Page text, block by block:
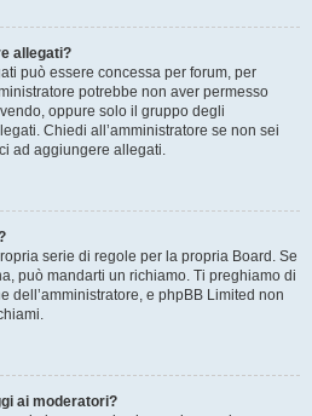
allegati?
può essere concessa per forum, per
potrebbe non aver permesso
oppure solo il gruppo degli
Chiedi all’amministratore se non sei
ad aggiungere allegati.
serie di regole per la propria Board. Se
può mandarti un richiamo. Ti preghiamo di
dell’amministratore, e phpBB Limited non
ai moderatori?